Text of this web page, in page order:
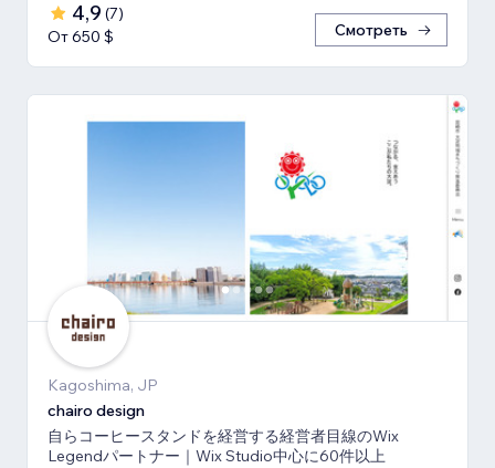
4,9 (7)
От 650 $
Смотреть
Kagoshima, JP
chairo design
自らコーヒースタンドを経営する経営者目線のWix
Legendパートナー｜Wix Studio中心に60件以上